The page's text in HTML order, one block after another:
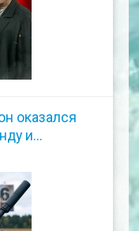
оказался
и...